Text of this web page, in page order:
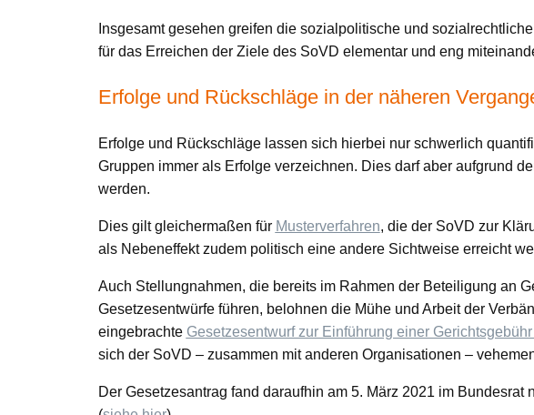
Insgesamt gesehen greifen die sozialpolitische und
für das Erreichen der Ziele des SoVD elementar und eng
Erfolge und Rückschläge in der näheren
Erfolge und Rückschläge lassen sich hierbei nur schwerlich
Gruppen immer als Erfolge verzeichnen. Dies darf aber aufgrund
werden.
Dies gilt gleichermaßen für Musterverfahren, die der SoVD zur
als Nebeneffekt zudem politisch eine andere Sichtweise erreicht
Auch Stellungnahmen, die bereits im Rahmen der Beteiligung an
Gesetzesentwürfe führen, belohnen die Mühe und Arbeit der
eingebrachte Gesetzesentwurf zur Einführung einer
sich der SoVD – zusammen mit anderen Organisationen –
Der Gesetzesantrag fand daraufhin am 5. März 2021 im